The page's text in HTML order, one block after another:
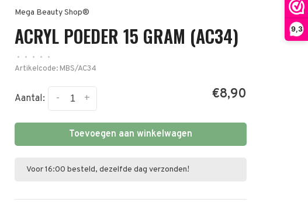
9,3
Mega Beauty Shop®
ACRYL POEDER 15 GRAM (AC34)
• • • •
•
Artikelcode: MBS/AC34
Aantal: +
- €8,90
Toevoegen aan winkelwagen
Voor 16:00 besteld, dezelfde dag verzonden!